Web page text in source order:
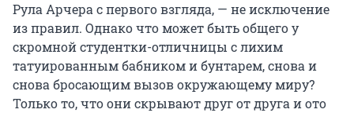
Рула Арчера с первого взгляда, — не исключение
из правил. Однако что может быть общего у
скромной студентки-отличницы с лихим
татуированным бабником и бунтарем, снова и
снова бросающим вызов окружающему миру?
Только то, что они скрывают друг от друга и ото